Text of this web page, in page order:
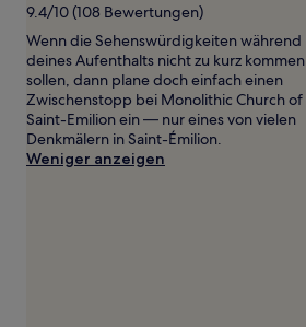
zusätzliche
Bedingungen
gelten.
9.4/10 (108 Bewertungen)
Wenn die Sehenswürdigkeiten während
deines Aufenthalts nicht zu kurz kommen
sollen, dann plane doch einfach einen
Zwischenstopp bei Monolithic Church of
Saint-Emilion ein — nur eines von vielen
Denkmälern in Saint-Émilion.
Weniger anzeigen